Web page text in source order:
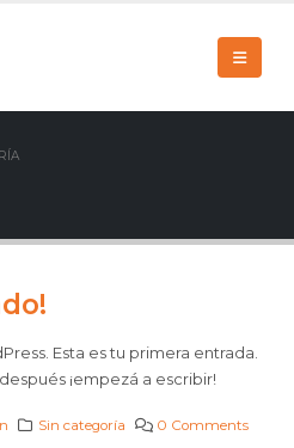
Esta es tu primera entrada.
¡empezá a escribir!
Sin categoría 0 Comments